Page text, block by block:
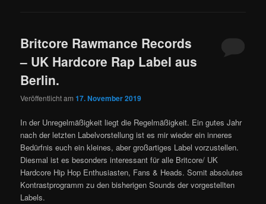
Britcore Rawmance Records
– UK Hardcore Rap Label aus
Berlin.
Veröffentlicht am17. November 2019
In der Unregelmäßigkeit liegt die Regelmäßigkeit. Ein gutes Jahr
nach der letzten Labelvorstellung ist es mir wieder ein inneres
Bedürfnis euch ein kleines, aber großartiges Label vorzustellen.
Diesmal ist es besonders interessant für alle Britcore/ UK
Hardcore Hip Hop Enthusiasten, Fans & Heads. Somit absolutes
Kontrastprogramm zu den bisherigen Sounds der vorgestellten
Labels.